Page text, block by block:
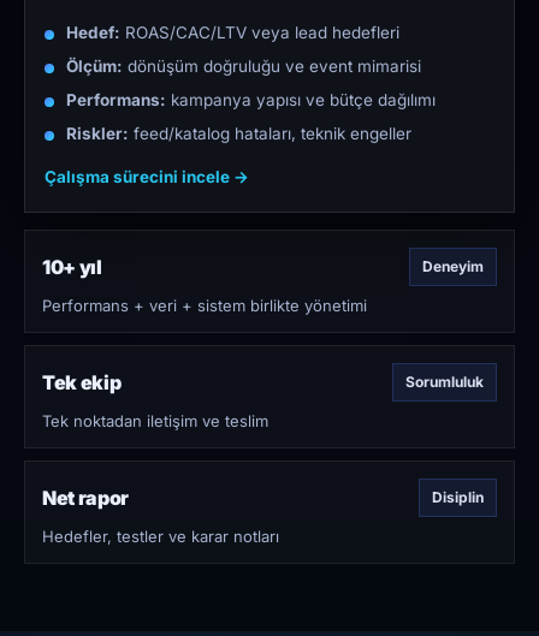
Hedef: ROAS/CAC/LTV veya lead hedefleri
Ölçüm: dönüşüm doğruluğu ve event mimarisi
Performans: kampanya yapısı ve bütçe dağılımı
Riskler: feed/katalog hataları, teknik engeller
Çalışma sürecini incele →
10+ yıl Deneyim
Performans + veri + sistem birlikte yönetimi
Tek ekip Sorumluluk
Tek noktadan iletişim ve teslim
Net rapor Disiplin
Hedefler, testler ve karar notları